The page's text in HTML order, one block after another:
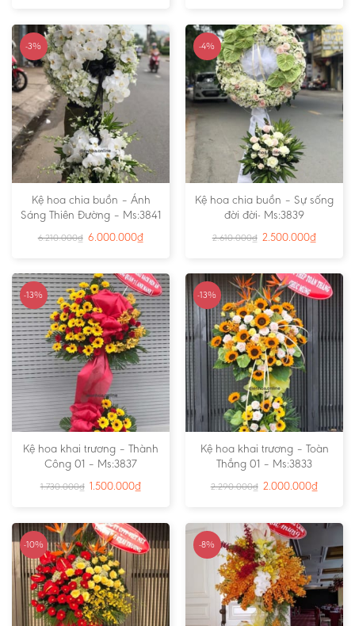
-3%
Kệ hoa chia buồn – Ánh
Sáng Thiên Đường – Ms:3841
6.210.000₫ 6.000.000₫
-4%
Kệ hoa chia buồn – Sự sống
đời đời- Ms:3839
2.610.000₫ 2.500.000₫
-13%
Kệ hoa khai trương – Thành
Công 01 – Ms:3837
1.730.000₫ 1.500.000₫
-13%
Kệ hoa khai trương – Toàn
Thắng 01 – Ms:3833
2.290.000₫ 2.000.000₫
-10% -8%